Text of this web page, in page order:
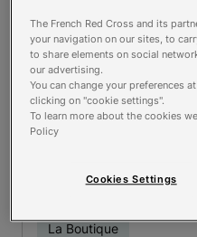
Formation
Postes de secours
UNITE LOCALE DU
13 Rue Claude Perry
71100 CHALON SUR
La Boutique
The French Red Cross and its
your navigation on our sites, to
to share elements on social
our advertising.
You can change your preferences
clicking on "cookie settings".
To learn more about the cookies
Policy
Cookies Settings